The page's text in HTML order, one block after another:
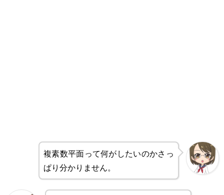
複素数平面って何がしたいのかさっ
ぱり分かりません。